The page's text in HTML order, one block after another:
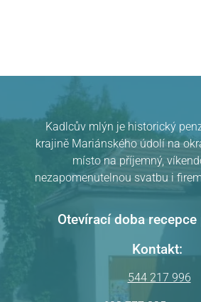
Kadlcův mlýn je historický
krajině Mariánského údolí na
místo na příjemný,
nezapomenutelnou svatbu i
Otevírací doba
Kontakt:
544 217 996